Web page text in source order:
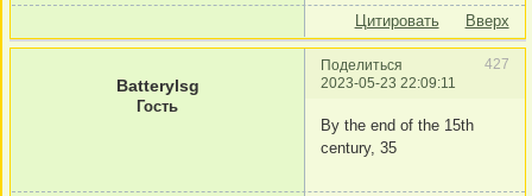
Цитировать Вверх
Поделиться
427
2023-05-23 22:09:11
Batterylsg
Гость
By the end of the 15th
century, 35